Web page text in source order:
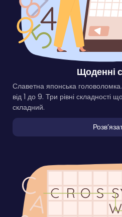
Щоденні
Славетна японська головоломка.
від 1 до 9. Три рівні складності
складний.